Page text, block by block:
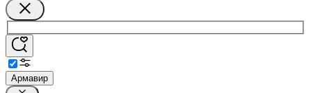
Армавир